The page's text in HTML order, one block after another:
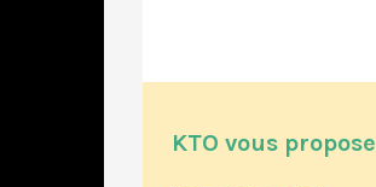
KTO vous propose